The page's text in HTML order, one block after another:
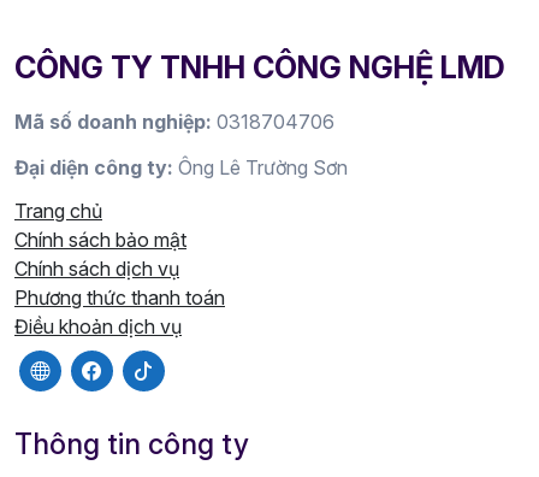
CÔNG TY TNHH CÔNG NGHỆ LMD
Mã số doanh nghiệp: 0318704706
Đại diện công ty: Ông Lê Trường Sơn
Trang chủ
Chính sách bảo mật
Chính sách dịch vụ
Phương thức thanh toán
Điều khoản dịch vụ
Thông tin công ty